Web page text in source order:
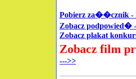
Pobierz za��cznik -
Zobacz
Zobacz plakat
Zobacz film
--->>